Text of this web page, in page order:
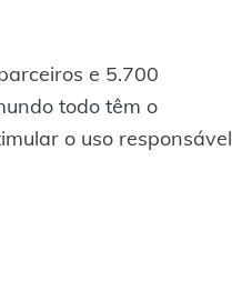
e 5.700
todo têm o
o uso responsável